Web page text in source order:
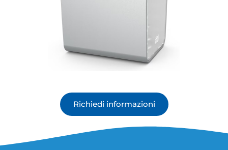
Richiedi informazioni